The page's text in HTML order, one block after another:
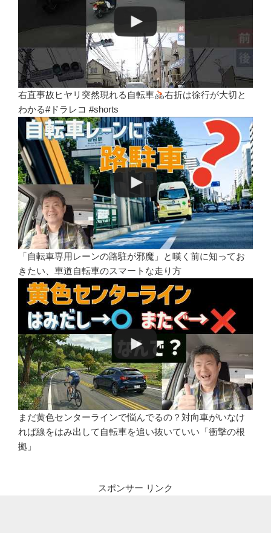
右直事故ヒヤリ突然現れる自転車
右折は徐行が大切と
わかる#ドラレコ #shorts
「自転車専用レーンの路駐が邪魔」と嘆く前に知ってお
きたい、車道自転車のスマートな走り方
まだ黄色センターラインで悩んでるの？対向車がいなけ
れば線をはみ出して自転車を追い抜いていい「衝撃の根
拠」
スポンサー リンク